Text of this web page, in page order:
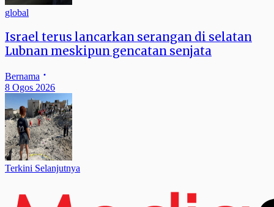
global
Israel terus lancarkan serangan di selatan
Lubnan meskipun gencatan senjata
Bernama
8 Ogos 2026
Terkini Selanjutnya